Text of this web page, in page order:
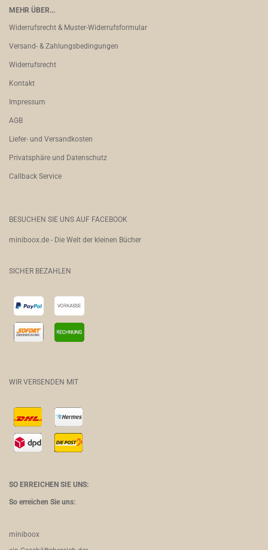
MEHR ÜBER...
Widerrufsrecht & Muster-Widerrufsformular
Versand- & Zahlungsbedingungen
Widerrufsrecht
Kontakt
Impressum
AGB
Liefer- und Versandkosten
Privatsphäre und Datenschutz
Callback Service
BESUCHEN SIE UNS AUF FACEBOOK
miniboox.de - Die Welt der kleinen Bücher
SICHER BEZAHLEN
WIR VERSENDEN MIT
SO ERREICHEN SIE UNS:
So erreichen Sie uns:
miniboox